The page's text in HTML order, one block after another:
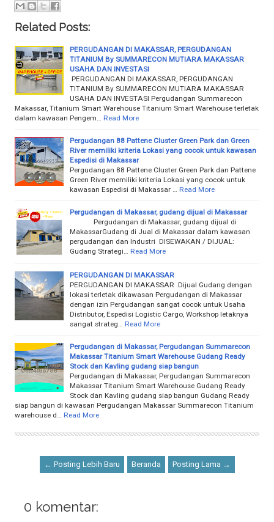
Related Posts:
PERGUDANGAN DI MAKASSAR, PERGUDANGAN
TITANIUM By SUMMARECON MUTIARA MAKASSAR
USAHA DAN INVESTASI
PERGUDANGAN DI MAKASSAR, PERGUDANGAN
TITANIUM By SUMMARECON MUTIARA MAKASSAR
USAHA DAN INVESTASI Pergudangan Summarecon
Makassar, Titanium Smart Warehouse Titanium Smart Warehouse terletak
dalam kawasan Pengem…
Read More
Pergudangan 88 Pattene Cluster Green Park dan Green
River memiliki kriteria Lokasi yang cocok untuk kawasan
Espedisi di Makassar
Pergudangan 88 Pattene Cluster Green Park dan Pattene
Green River memiliki kriteria Lokasi yang cocok untuk
kawasan Espedisi di Makassar …
Read More
Pergudangan di Makassar, gudang dijual di Makassar
Pergudangan di Makassar, gudang dijual di
MakassarGudang di Jual di Makassar dalam kawasan
pergudangan dan Industri DISEWAKAN / DIJUAL:
Gudang Strategi…
Read More
PERGUDANGAN DI MAKASSAR
PERGUDANGAN DI MAKASSAR Dijual Gudang dengan
lokasi terletak dikawasan Pergudangan di Makassar
dengan izin Pergudangan sangat cocok untuk Usaha
Distributor, Espedisi Logistic Cargo, Workshop letaknya
sangat strateg…
Read More
Pergudangan di Makassar, Pergudangan Summarecon
Makassar Titanium Smart Warehouse Gudang Ready
Stock dan Kavling gudang siap bangun
Pergudangan di Makassar, Pergudangan Summarecon
Makassar Titanium Smart Warehouse Gudang Ready
Stock dan Kavling gudang siap bangun Gudang Ready
siap bangun di kawasan Pergudangan Makassar Summarecon Titanium
warehouse d…
Read More
← Posting Lebih Baru Beranda Posting Lama →
0 komentar: